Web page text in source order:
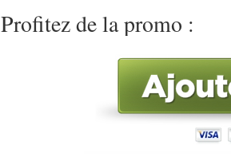
Profitez de la promo :